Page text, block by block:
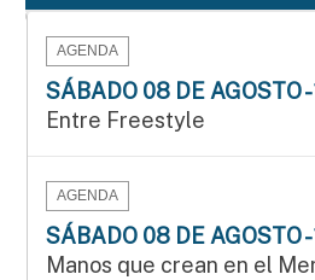
AGENDA
SÁBADO 08 DE AGOSTO
Entre Freestyle
AGENDA
SÁBADO 08 DE AGOSTO
Manos que crean en el